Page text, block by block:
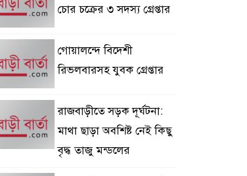
চোর চক্রের ৩ সদস্য গ্রেপ্তার
গোয়ালন্দে বিদেশী
রিভলবারসহ যুবক গ্রেপ্তার
রাজবাড়ীতে সড়ক দূর্ঘটনা:
মাথা ছাড়া অবশিষ্ট নেই কিছু
বৃদ্ধ তাজু মন্ডলের